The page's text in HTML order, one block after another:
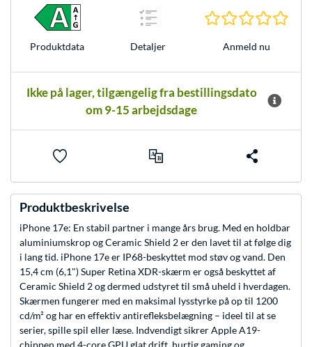
Produkt­data Detaljer Anmeld nu
Ikke på lager, tilgængelig fra bestillingsdato
om 9-15 arbejdsdage
Produktbeskrivelse
iPhone 17e: En stabil partner i mange års brug. Med en holdbar
aluminiumskrop og Ceramic Shield 2 er den lavet til at følge dig
i lang tid. iPhone 17e er IP68-beskyttet mod støv og vand. Den
15,4 cm (6,1") Super Retina XDR-skærm er også beskyttet af
Ceramic Shield 2 og dermed udstyret til små uheld i hverdagen.
Skærmen fungerer med en maksimal lysstyrke på op til 1200
cd/m² og har en effektiv antirefleksbelægning – ideel til at se
serier, spille spil eller læse. Indvendigt sikrer Apple A19-
chippen med 4-core GPU glat drift, hurtig gaming og